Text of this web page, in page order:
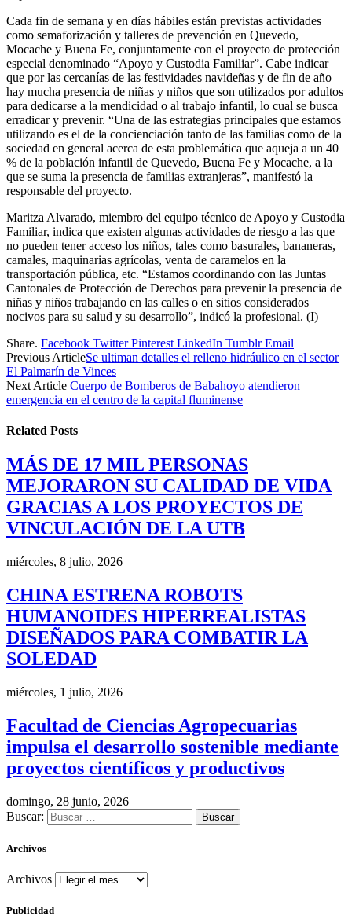
Cada fin de semana y en días hábiles están previstas actividades
como semaforización y talleres de prevención en Quevedo,
Mocache y Buena Fe, conjuntamente con el proyecto de protección
especial denominado “Apoyo y Custodia Familiar”. Cabe indicar
que por las cercanías de las festividades navideñas y de fin de año
hay mucha presencia de niñas y niños que son utilizados por adultos
para dedicarse a la mendicidad o al trabajo infantil, lo cual se busca
erradicar y prevenir. “Una de las estrategias principales que estamos
utilizando es el de la concienciación tanto de las familias como de la
sociedad en general acerca de esta problemática que aqueja a un 40
% de la población infantil de Quevedo, Buena Fe y Mocache, a la
que se suma la presencia de familias extranjeras”, manifestó la
responsable del proyecto.
Maritza Alvarado, miembro del equipo técnico de Apoyo y Custodia
Familiar, indica que existen algunas actividades de riesgo a las que
no pueden tener acceso los niños, tales como basurales, bananeras,
camales, maquinarias agrícolas, venta de caramelos en la
transportación pública, etc. “Estamos coordinando con las Juntas
Cantonales de Protección de Derechos para prevenir la presencia de
niñas y niños trabajando en las calles o en sitios considerados
nocivos para su salud y su desarrollo”, indicó la profesional. (I)
Share. Facebook Twitter Pinterest LinkedIn Tumblr Email
Previous ArticleSe ultiman detalles el relleno hidráulico en el sector
El Palmarín de Vinces
Next Article Cuerpo de Bomberos de Babahoyo atendieron
emergencia en el centro de la capital fluminense
Related Posts
MÁS DE 17 MIL PERSONAS
MEJORARON SU CALIDAD DE VIDA
GRACIAS A LOS PROYECTOS DE
VINCULACIÓN DE LA UTB
miércoles, 8 julio, 2026
CHINA ESTRENA ROBOTS
HUMANOIDES HIPERREALISTAS
DISEÑADOS PARA COMBATIR LA
SOLEDAD
miércoles, 1 julio, 2026
Facultad de Ciencias Agropecuarias
impulsa el desarrollo sostenible mediante
proyectos científicos y productivos
domingo, 28 junio, 2026
Buscar:
Archivos
Archivos
Publicidad